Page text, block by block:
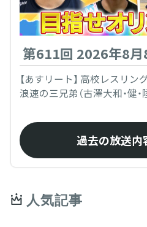
第611回 2026年8月
【あすリート】 高校レスリン
浪速の三兄弟（古澤大和・健・
過去の放送内
人気記事